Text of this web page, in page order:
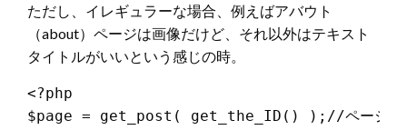
ただし、イレギュラーな場合、例えばアバウト
（about）ページは画像だけど、それ以外はテキスト
タイトルがいいという感じの時。
<?php
$page = get_post( get_the_ID() );//ページの